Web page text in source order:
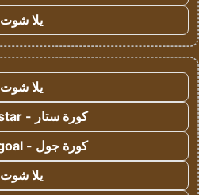
يلا شوت
يلا شوت
كورة ستار - koora-star
كورة جول - koora-goal
يلا شوت